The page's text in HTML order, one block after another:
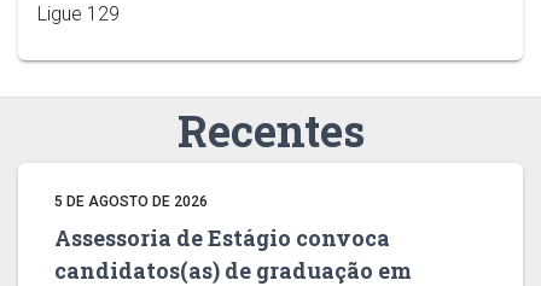
Ligue 129
Recentes
5 DE AGOSTO DE 2026
Assessoria de Estágio convoca
candidatos(as) de graduação em